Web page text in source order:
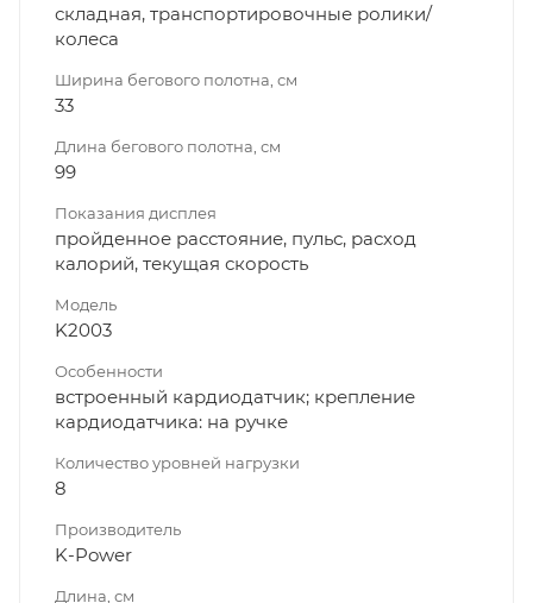
складная, транспортировочные ролики/
колеса
Ширина бегового полотна, см
33
Длина бегового полотна, см
99
Показания дисплея
пройденное расстояние, пульс, расход
калорий, текущая скорость
Модель
K2003
Особенности
встроенный кардиодатчик; крепление
кардиодатчика: на ручке
Количество уровней нагрузки
8
Производитель
K-Power
Длина, см